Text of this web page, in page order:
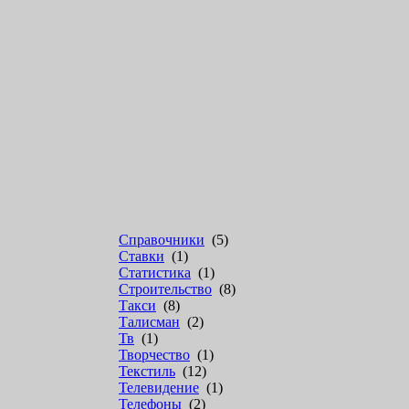
Справочники (5)
Ставки (1)
Статистика (1)
Строительство (8)
Такси (8)
Талисман (2)
Тв (1)
Творчество (1)
Текстиль (12)
Телевидение (1)
Телефоны (2)